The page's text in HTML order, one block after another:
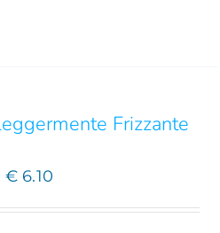
Frizzante
€6.10